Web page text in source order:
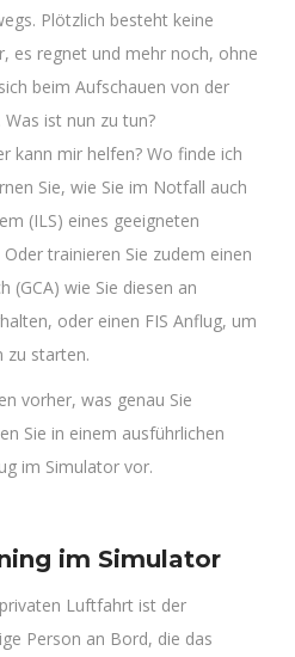
Plötzlich besteht keine
es regnet und mehr noch, ohne
beim Aufschauen von der
ist nun zu tun?
kann mir helfen? Wo finde ich
Sie, wie Sie im Notfall auch
(ILS) eines geeigneten
trainieren Sie zudem einen
(GCA) wie Sie diesen an
oder einen FIS Anflug, um
zu starten.
vorher, was genau Sie
Sie in einem ausführlichen
im Simulator vor.
im Simulator
Luftfahrt ist der
Person an Bord, die das